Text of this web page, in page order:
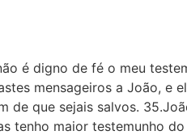
é digno de fé o meu
mensageiros a João,
de que sejais salvos.
tenho maior testemunho